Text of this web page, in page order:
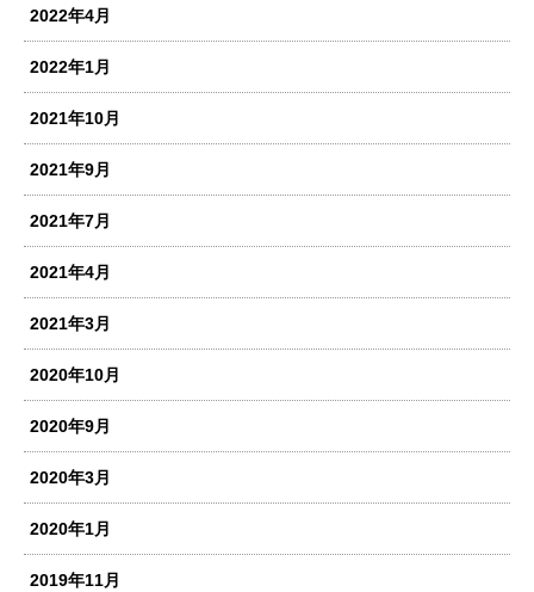
2022年4月
2022年1月
2021年10月
2021年9月
2021年7月
2021年4月
2021年3月
2020年10月
2020年9月
2020年3月
2020年1月
2019年11月